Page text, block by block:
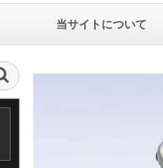
当サイトについて